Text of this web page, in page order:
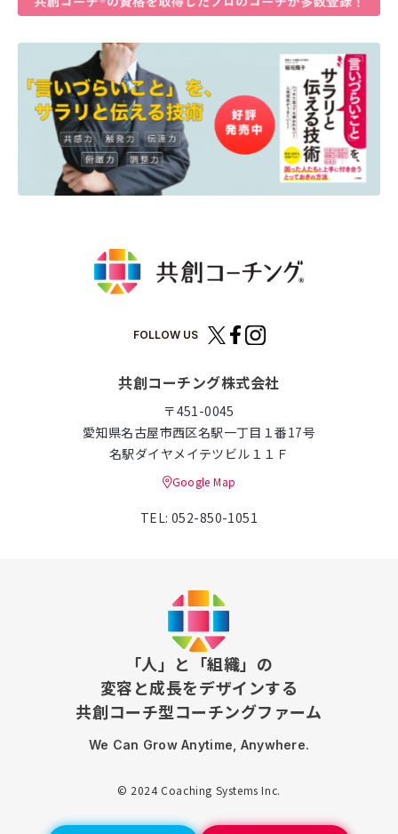
FOLLOW US
共創コーチング株式会社
〒451-0045
愛知県名古屋市西区名駅一丁目１番17号
名駅ダイヤメイテツビル１１Ｆ
Google Map
TEL: 052-850-1051
「人」と「組織」の
変容と成長をデザインする
共創コーチ型コーチングファーム
We Can Grow Anytime, Anywhere.
© 2024 Coaching Systems Inc.